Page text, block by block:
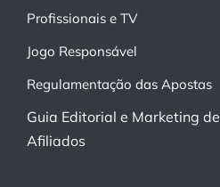
Profissionais e TV
Jogo Responsável
Regulamentação das Apostas
Guia Editorial e Marketing de
Afiliados